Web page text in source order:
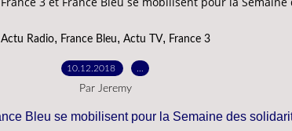
Actu Radio, France Bleu, Actu TV, France 3
10.12.2018
Par Jeremy